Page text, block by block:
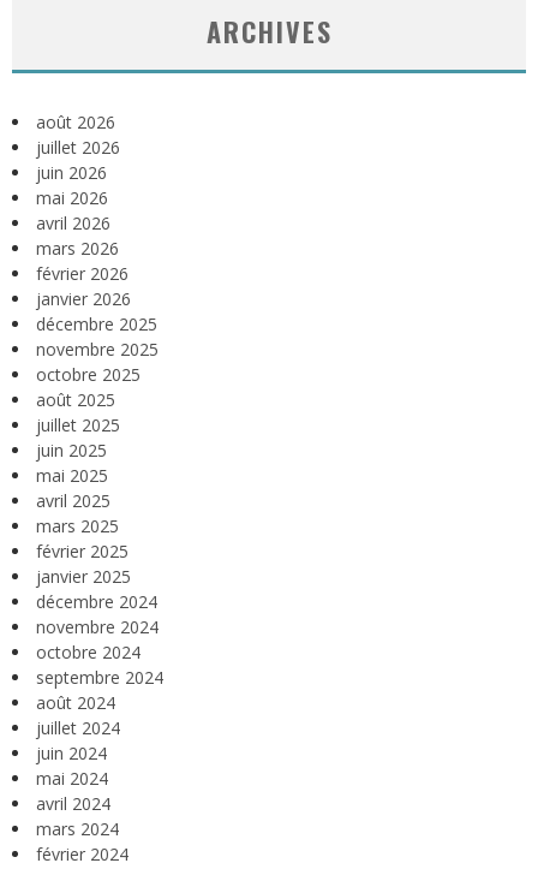
ARCHIVES
août 2026
juillet 2026
juin 2026
mai 2026
avril 2026
mars 2026
février 2026
janvier 2026
décembre 2025
novembre 2025
octobre 2025
août 2025
juillet 2025
juin 2025
mai 2025
avril 2025
mars 2025
février 2025
janvier 2025
décembre 2024
novembre 2024
octobre 2024
septembre 2024
août 2024
juillet 2024
juin 2024
mai 2024
avril 2024
mars 2024
février 2024